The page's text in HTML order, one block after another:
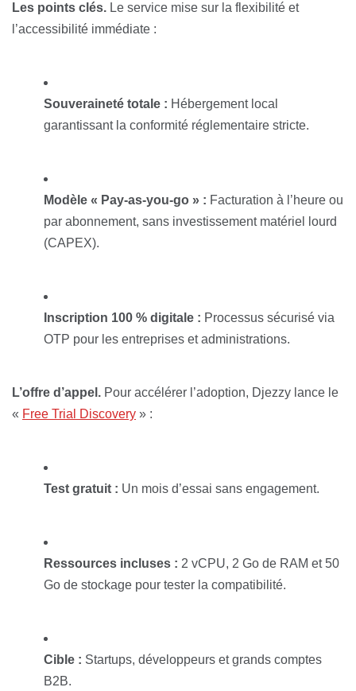
Les points clés. Le service mise sur la flexibilité et
l’accessibilité immédiate :
Souveraineté totale : Hébergement local
garantissant la conformité réglementaire stricte.
Modèle « Pay-as-you-go » : Facturation à l’heure ou
par abonnement, sans investissement matériel lourd
(CAPEX).
Inscription 100 % digitale : Processus sécurisé via
OTP pour les entreprises et administrations.
L’offre d’appel. Pour accélérer l’adoption, Djezzy lance le
« Free Trial Discovery » :
Test gratuit : Un mois d’essai sans engagement.
Ressources incluses : 2 vCPU, 2 Go de RAM et 50
Go de stockage pour tester la compatibilité.
Cible : Startups, développeurs et grands comptes
B2B.